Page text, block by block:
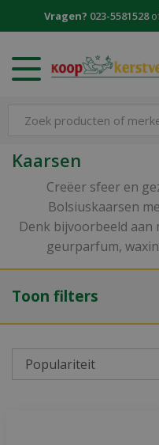
Vragen? 023-5581528
Kaarsen
Creëer sfeer en
Bolsiuskaarsen
Denk bijvoorbeeld
geurparfum,
Toon filters